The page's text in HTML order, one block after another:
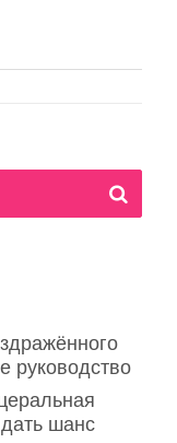
руководство
шанс